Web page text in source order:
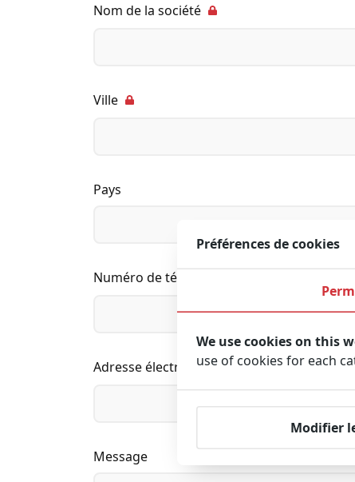
Nom de la société
Ville
Pays
Numéro de téléphone
Adresse électronique
Message
Préférences de cookies
We use cookies on this
use of cookies for each
Modifier